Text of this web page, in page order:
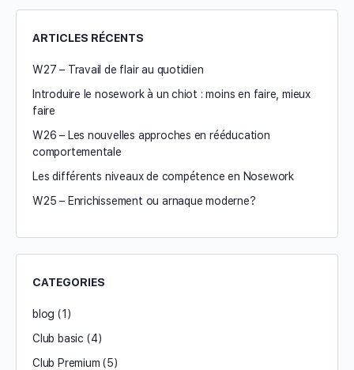
ARTICLES RÉCENTS
W27 – Travail de flair au quotidien
Introduire le nosework à un chiot : moins en faire, mieux
faire
W26 – Les nouvelles approches en rééducation
comportementale
Les différents niveaux de compétence en Nosework
W25 – Enrichissement ou arnaque moderne?
CATEGORIES
blog (1)
Club basic (4)
Club Premium (5)